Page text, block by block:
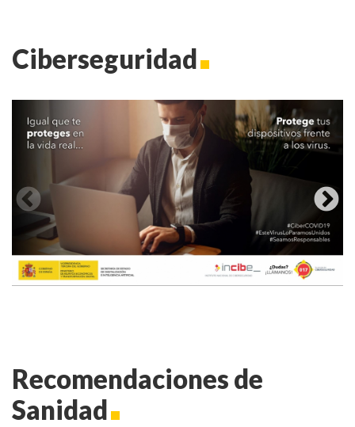
Ciberseguridad
Recomendaciones de
Sanidad